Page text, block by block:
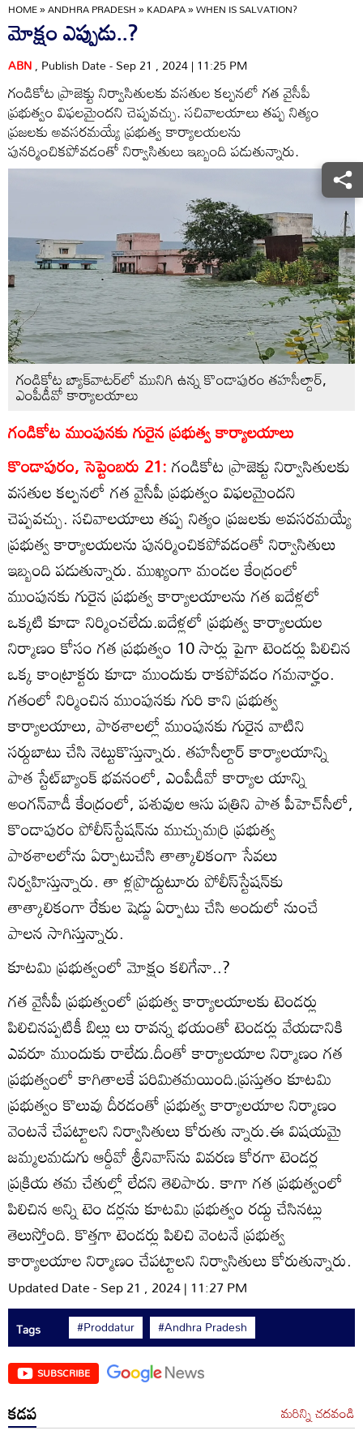
HOME»ANDHRA PRADESH»KADAPA»WHEN IS SALVATION?
మోక్షం ఎప్పుడు..?
ABN, Publish Date - Sep 21 , 2024 | 11:25 PM
గండికోట ప్రాజెక్టు నిర్వాసితులకు వసతుల కల్పనలో గత వైసీపీ
ప్రభుత్వం విఫలమైందని చెప్పవచ్చు. సచివాలయాలు తప్ప నిత్యం
ప్రజలకు అవసరమయ్యే ప్రభుత్వ కార్యాలయలను
పునర్మించికపోవడంతో నిర్వాసితులు ఇబ్బంది పడుతున్నారు.
గండికోట బ్యాక్‌వాటర్‌లో మునిగి ఉన్న కొండాపురం తహసీల్దార్‌,
ఎంపీడీవో కార్యాలయాలు
గండికోట ముంపునకు గురైన ప్రభుత్వ కార్యాలయాలు
కొండాపురం, సెప్టెంబరు 21:గండికోట ప్రాజెక్టు నిర్వాసితులకు
వసతుల కల్పనలో గత వైసీపీ ప్రభుత్వం విఫలమైందని
చెప్పవచ్చు. సచివాలయాలు తప్ప నిత్యం ప్రజలకు అవసరమయ్యే
ప్రభుత్వ కార్యాలయలను పునర్మించికపోవడంతో నిర్వాసితులు
ఇబ్బంది పడుతున్నారు. ముఖ్యంగా మండల కేంద్రంలో
ముంపునకు గురైన ప్రభుత్వ కార్యాలయాలను గత ఐదేళ్లలో
ఒక్కటి కూడా నిర్మించలేదు.ఐదేళ్లలో ప్రభుత్వ కార్యాలయల
నిర్మాణం కోసం గత ప్రభుత్వం 10 సార్లు పైగా టెండర్లు పిలిచిన
ఒక్క కాంట్రాక్టరు కూడా ముందుకు రాకపోవడం గమనార్హం.
గతంలో నిర్మించిన ముంపునకు గురి కాని ప్రభుత్వ
కార్యాలయాలు, పాఠశాలల్లో ముంపునకు గురైన వాటిని
సర్దుబాటు చేసి నెట్టుకొస్తున్నారు. తహసీల్దార్‌ కార్యాలయాన్ని
పాత స్టేట్‌బ్యాంక్‌ భవనంలో, ఎంపీడీవో కార్యాల యాన్ని
అంగన్‌వాడీ కేంద్రంలో, పశువుల ఆసు పత్రిని పాత పీహెచ్‌సీలో,
కొండాపురం పోలీస్‌స్టేషన్‌ను ముచ్చుమర్రి ప్రభుత్వ
పాఠశాలలోను ఏర్పాటుచేసి తాత్కాలికంగా సేవలు
నిర్వహిస్తున్నారు. తా ళ్లప్రొద్దుటూరు పోలీస్‌స్టేషన్‌కు
తాత్కాలికంగా రేకుల షెడ్డు ఏర్పాటు చేసి అందులో నుంచే
పాలన సాగిస్తున్నారు.
కూటమి ప్రభుత్వంలో మోక్షం కలిగేనా..?
గత వైసీపీ ప్రభుత్వంలో ప్రభుత్వ కార్యాలయాలకు టెండర్లు
పిలిచినప్పటికీ బిల్లు లు రావన్న భయంతో టెండర్లు వేయడానికి
ఎవరూ ముందుకు రాలేదు.దీంతో కార్యాలయాల నిర్మాణం గత
ప్రభుత్వంలో కాగితాలకే పరిమితమయింది.ప్రస్తుతం కూటమి
ప్రభుత్వం కొలువు దీరడంతో ప్రభుత్వ కార్యాలయాల నిర్మాణం
వెంటనే చేపట్టాలని నిర్వాసితులు కోరుతు న్నారు.ఈ విషయమై
జమ్మలమడుగు ఆర్డీవో శ్రీనివాస్‌ను వివరణ కోరగా టెండర్ల
ప్రక్రియ తమ చేతుల్లో లేదని తెలిపారు. కాగా గత ప్రభుత్వంలో
పిలిచిన అన్ని టెం డర్లను కూటమి ప్రభుత్వం రద్దు చేసినట్లు
తెలుస్తోంది. కొత్తగా టెండర్లు పిలిచి వెంటనే ప్రభుత్వ
కార్యాలయాల నిర్మాణం చేపట్టాలని నిర్వాసితులు కోరుతున్నారు.
Updated Date - Sep 21 , 2024 | 11:27 PM
Tags #Proddatur #Andhra Pradesh
SUBSCRIBE
కడప మరిన్ని చదవండి